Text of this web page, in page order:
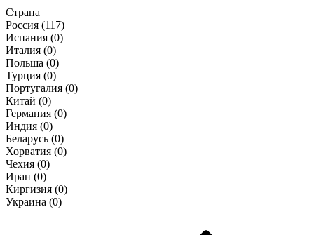
Страна
Россия (117)
Испания (0)
Италия (0)
Польша (0)
Турция (0)
Португалия (0)
Китай (0)
Германия (0)
Индия (0)
Беларусь (0)
Хорватия (0)
Чехия (0)
Иран (0)
Киргизия (0)
Украина (0)